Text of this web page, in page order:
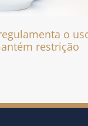
o
restrição